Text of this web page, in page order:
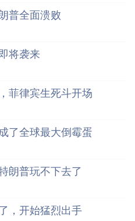
普全面溃败
将袭来
菲律宾生死斗开场
了全球最大倒霉蛋
朗普玩不下去了
，开始猛烈出手